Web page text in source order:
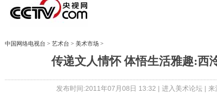
中国网络电视台 > 艺术台 > 美术市场 >
传递文人情怀 体悟生活雅趣:西
发布时间:2011年07月08日 13:32 | 进入美术论坛| 来